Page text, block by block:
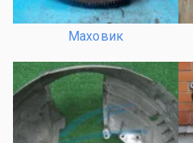
Маховик